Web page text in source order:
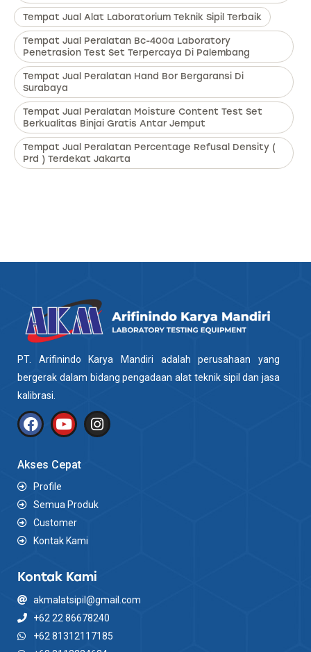
Tempat Jual Alat Laboratorium Teknik Sipil Terbaik
Tempat Jual Peralatan Bc-400a Laboratory
Penetrasion Test Set Terpercaya Di Palembang
Tempat Jual Peralatan Hand Bor Bergaransi Di
Surabaya
Tempat Jual Peralatan Moisture Content Test Set
Berkualitas Binjai Gratis Antar Jemput
Tempat Jual Peralatan Percentage Refusal Density (
Prd ) Terdekat Jakarta
PT. Arifinindo Karya Mandiri adalah perusahaan yang
bergerak dalam bidang pengadaan alat teknik sipil dan jasa
kalibrasi.
Akses Cepat
Profile
Semua Produk
Customer
Kontak Kami
Kontak Kami
akmalatsipil@gmail.com
+62 22 86678240
+62 81312117185